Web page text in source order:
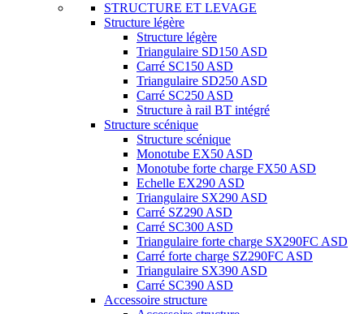
STRUCTURE ET LEVAGE
Structure légère
Structure légère
Triangulaire SD150 ASD
Carré SC150 ASD
Triangulaire SD250 ASD
Carré SC250 ASD
Structure à rail BT intégré
Structure scénique
Structure scénique
Monotube EX50 ASD
Monotube forte charge FX50 ASD
Echelle EX290 ASD
Triangulaire SX290 ASD
Carré SZ290 ASD
Carré SC300 ASD
Triangulaire forte charge SX290FC ASD
Carré forte charge SZ290FC ASD
Triangulaire SX390 ASD
Carré SC390 ASD
Accessoire structure